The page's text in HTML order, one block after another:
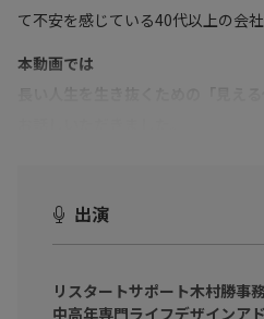
て不安を感じている40代以上の会
本動画では
そんなビジネスパーソンに向けて
ミドルシニアは未来の世界でどう
出演
リスタートサポート木村勝事
中高年専門ライフデザインア